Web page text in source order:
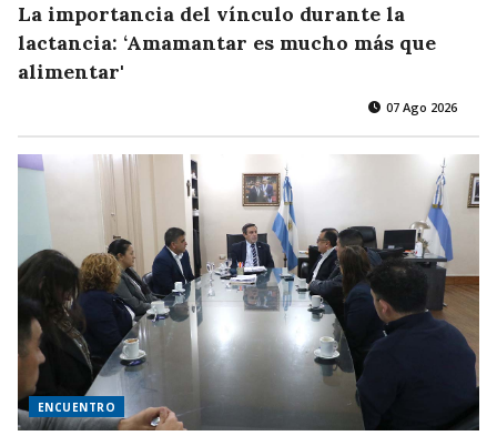
La importancia del vínculo durante la
lactancia: ‘Amamantar es mucho más que
alimentar'
07 Ago 2026
ENCUENTRO